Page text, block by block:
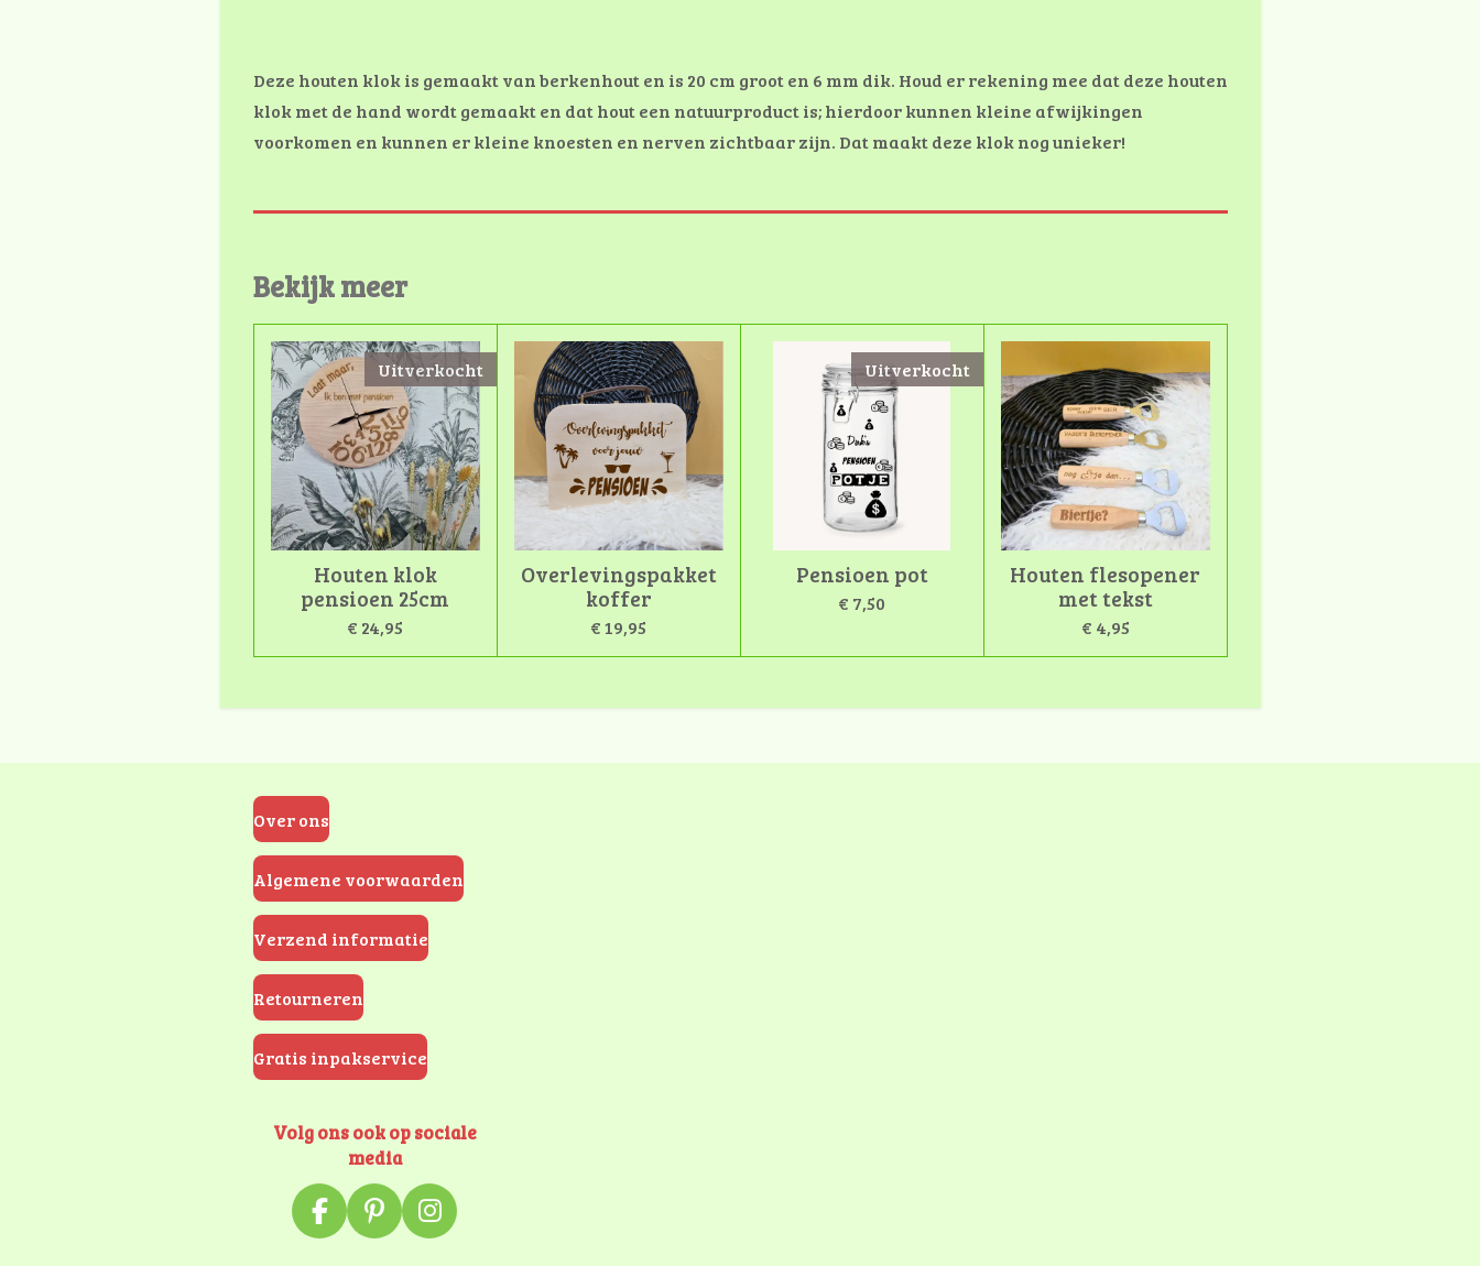
Deze houten klok is gemaakt van berkenhout en is 20 cm groot en 6 mm dik. Houd er rekening mee dat deze houten
klok met de hand wordt gemaakt en dat hout een natuurproduct is; hierdoor kunnen kleine afwijkingen
voorkomen en kunnen er kleine knoesten en nerven zichtbaar zijn. Dat maakt deze klok nog unieker!
Bekijk meer
Uitverkocht
Houten klok
pensioen 25cm
€ 24,95
Overlevingspakket
koffer
€ 19,95
Uitverkocht
Pensioen pot
€ 7,50
Houten flesopener
met tekst
€ 4,95
Over ons
Algemene voorwaarden
Verzend informatie
Retourneren
Gratis inpakservice
Volg ons ook op sociale
media
F
a
P
i
I
n